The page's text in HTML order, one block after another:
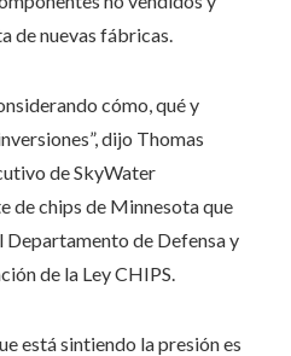
de nuevas fábricas.
cómo, qué y
dijo Thomas
de SkyWater
de chips de Minnesota que
de Defensa y
de la Ley CHIPS.
está sintiendo la presión es